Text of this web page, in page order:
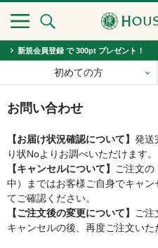
新規会員登録 で 300pt プレゼント！
初めての方
お問い合わせ
【お届け状況確認について】 発送
り状Noよりお調べいただけます。
【キャンセルについて】 ご注文の
中）まではお客様ご自身でキャン
てご確認ください。
【ご注文後の変更について】 ご注
キャンセルの後、再度ご注文いた